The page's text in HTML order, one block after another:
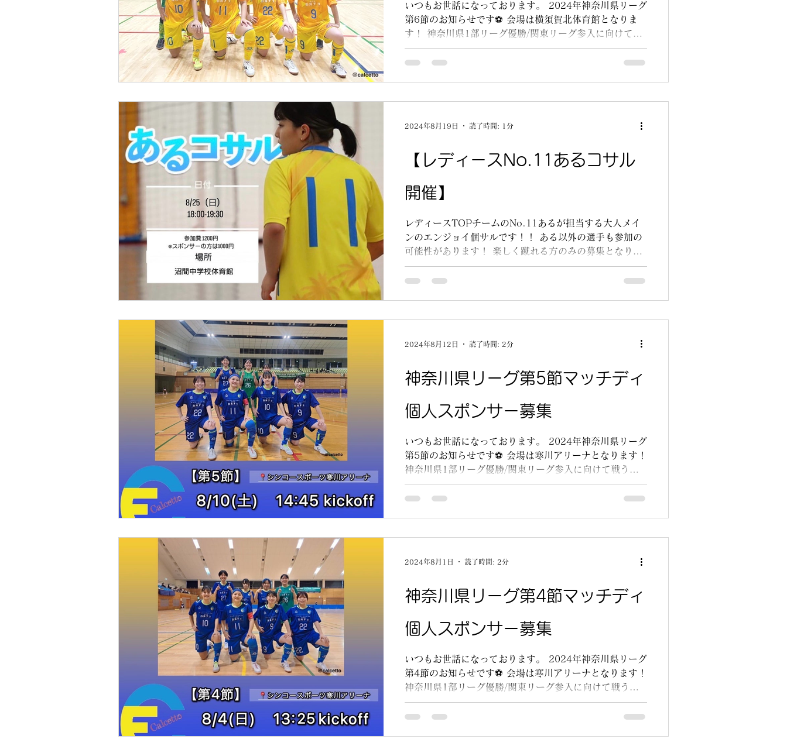
いつもお世話になっております。 2024年神奈川県リーグ
第6節のお知らせです⚽ 会場は横須賀北体育館となりま
す！ 神奈川県1部リーグ優勝/関東リーグ参入に向けて戦
うレディース選手たちを会場にきて応援して頂けると嬉
しいです😄...
【レディースNo.11あるコサル
開催】
レディースTOPチームのNo.11あるが担当する大人メイ
ンのエンジョイ個サルです！！ ある以外の選手も参加の
可能性があります！ 楽しく蹴れる方のみの募集となりま
す⚽️ ※中学生以上が参加可能（小6は応相談） チーム分
け、ゴール設置、ビブスなどの用意はカルチェット側で
2024年8月19日 読了時間: 1分
神奈川県リーグ第5節マッチディ
個人スポンサー募集
いつもお世話になっております。 2024年神奈川県リーグ
第5節のお知らせです⚽ 会場は寒川アリーナとなります！
神奈川県1部リーグ優勝/関東リーグ参入に向けて戦うレ
ディース選手たちを会場にきて応援して頂けると嬉しい
です😄...
2024年8月12日 読了時間: 2分
神奈川県リーグ第4節マッチディ
個人スポンサー募集
いつもお世話になっております。 2024年神奈川県リーグ
第4節のお知らせです⚽ 会場は寒川アリーナとなります！
神奈川県1部リーグ優勝/関東リーグ参入に向けて戦うレ
ディース選手たちを会場にきて応援して頂けると嬉しい
です😄...
2024年8月1日 読了時間: 2分